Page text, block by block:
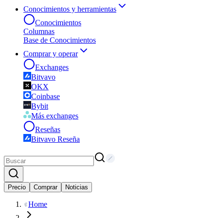
Conocimientos y herramientas
Conocimientos
Columnas
Base de Conocimientos
Comprar y operar
Exchanges
Bitvavo
OKX
Coinbase
Bybit
Más exchanges
Reseñas
Bitvavo Reseña
Precio Comprar Noticias
Home